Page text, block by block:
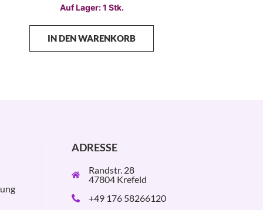
Auf Lager: 1 Stk.
IN DEN WARENKORB
ADRESSE
Randstr. 28
47804 Krefeld
+49 176 58266120